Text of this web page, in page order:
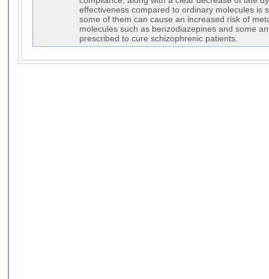
effectiveness compared to ordinary molecules is
some of them can cause an increased risk of
molecules such as benzodiazepines and some
prescribed to cure schizophrenic patients.